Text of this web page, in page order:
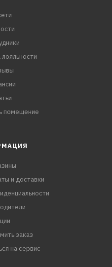
помещение
и доставки
заказ
на сервис